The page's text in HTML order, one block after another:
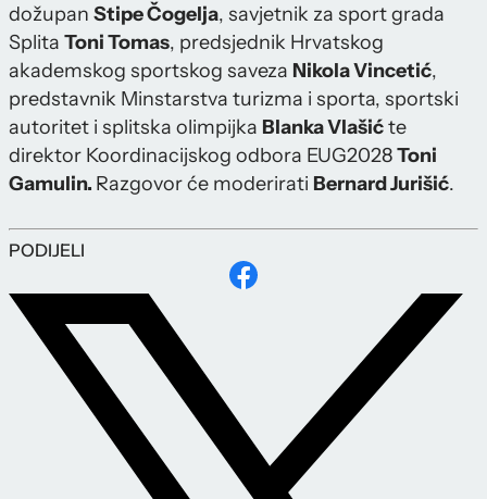
dožupan Stipe Čogelja, savjetnik za sport grada
Splita Toni Tomas, predsjednik Hrvatskog
akademskog sportskog saveza Nikola Vincetić,
predstavnik Minstarstva turizma i sporta, sportski
autoritet i splitska olimpijka Blanka Vlašićte
direktor Koordinacijskog odbora EUG2028Toni
Gamulin. Razgovor će moderirati Bernard Jurišić.
PODIJELI